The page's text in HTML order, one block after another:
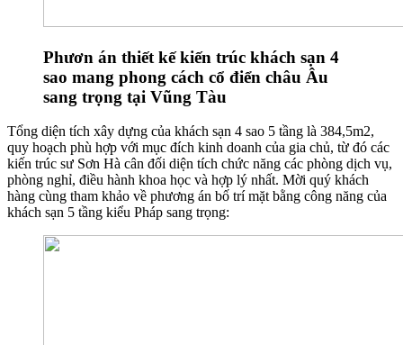
Phươn án thiết kế kiến trúc khách sạn 4
sao mang phong cách cổ điển châu Âu
sang trọng tại Vũng Tàu
Tổng diện tích xây dựng của khách sạn 4 sao 5 tầng là 384,5m2,
quy hoạch phù hợp với mục đích kinh doanh của gia chủ, từ đó các
kiến trúc sư Sơn Hà cân đối diện tích chức năng các phòng dịch vụ,
phòng nghỉ, điều hành khoa học và hợp lý nhất. Mời quý khách
hàng cùng tham khảo về phương án bố trí mặt bằng công năng của
khách sạn 5 tầng kiểu Pháp sang trọng: